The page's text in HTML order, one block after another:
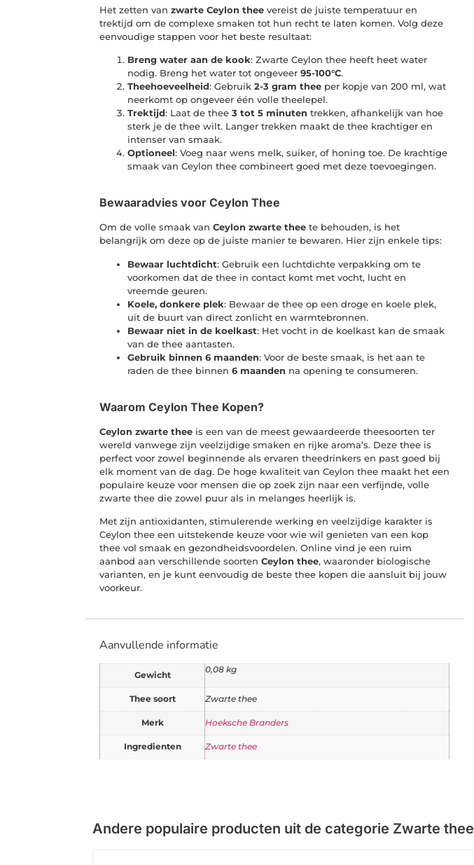
Het zetten van zwarte Ceylon thee vereist de juiste temperatuur en
trektijd om de complexe smaken tot hun recht te laten komen. Volg deze
eenvoudige stappen voor het beste resultaat:
Breng water aan de kook: Zwarte Ceylon thee heeft heet water
nodig. Breng het water tot ongeveer 95-100°C.
Theehoeveelheid: Gebruik 2-3 gram thee per kopje van 200 ml, wat
neerkomt op ongeveer één volle theelepel.
Trektijd: Laat de thee 3 tot 5 minuten trekken, afhankelijk van hoe
sterk je de thee wilt. Langer trekken maakt de thee krachtiger en
intenser van smaak.
Optioneel: Voeg naar wens melk, suiker, of honing toe. De krachtige
smaak van Ceylon thee combineert goed met deze toevoegingen.
Bewaaradvies voor Ceylon Thee
Om de volle smaak van Ceylon zwarte thee te behouden, is het
belangrijk om deze op de juiste manier te bewaren. Hier zijn enkele tips:
Bewaar luchtdicht: Gebruik een luchtdichte verpakking om te
voorkomen dat de thee in contact komt met vocht, lucht en
vreemde geuren.
Koele, donkere plek: Bewaar de thee op een droge en koele plek,
uit de buurt van direct zonlicht en warmtebronnen.
Bewaar niet in de koelkast: Het vocht in de koelkast kan de smaak
van de thee aantasten.
Gebruik binnen 6 maanden: Voor de beste smaak, is het aan te
raden de thee binnen 6 maanden na opening te consumeren.
Waarom Ceylon Thee Kopen?
Ceylon zwarte thee is een van de meest gewaardeerde theesoorten ter
wereld vanwege zijn veelzijdige smaken en rijke aroma’s. Deze thee is
perfect voor zowel beginnende als ervaren theedrinkers en past goed bij
elk moment van de dag. De hoge kwaliteit van Ceylon thee maakt het een
populaire keuze voor mensen die op zoek zijn naar een verfijnde, volle
zwarte thee die zowel puur als in melanges heerlijk is.
Met zijn antioxidanten, stimulerende werking en veelzijdige karakter is
Ceylon thee een uitstekende keuze voor wie wil genieten van een kop
thee vol smaak en gezondheidsvoordelen. Online vind je een ruim
aanbod aan verschillende soorten Ceylon thee, waaronder biologische
varianten, en je kunt eenvoudig de beste thee kopen die aansluit bij jouw
voorkeur.
Aanvullende informatie
Gewicht
0,08 kg
Thee soort Zwarte thee
Merk Hoeksche Branders
Ingredienten Zwarte thee
Andere populaire producten uit de categorie Zwarte thee